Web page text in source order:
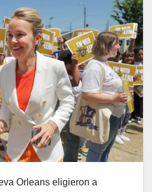
Orleans eligieron a